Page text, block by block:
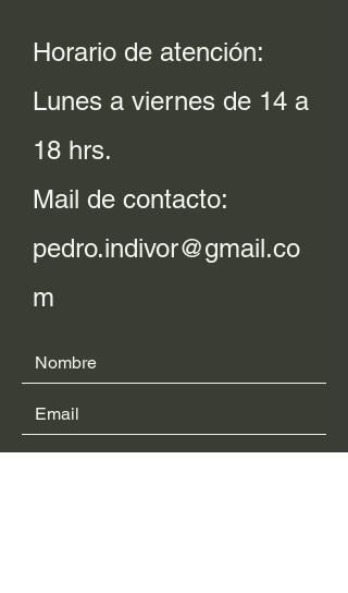
Horario de atención:
Lunes a viernes de 14 a
18 hrs.
Mail de contacto:
pedro.indivor@gmail.co
m